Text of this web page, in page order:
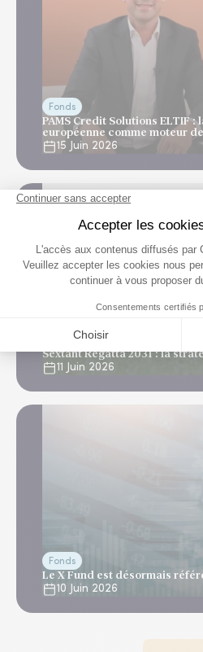
Fonds
PAMS Credit Solutions ELTIF :
européenne comme moteur
15 Juin 2026
Fonds
Sextant Regatta 2031 : la
11 Juin 2026
Fonds
Le X Fund est désormais
10 Juin 2026